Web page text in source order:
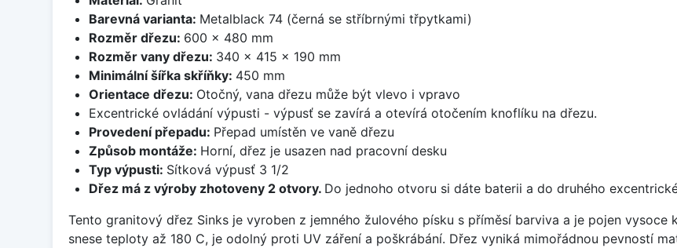
Barevná varianta: Metalblack 74 (černá se stříbrnými třpytkami)
Rozměr dřezu: 600 x 480 mm
Rozměr vany dřezu: 340 x 415 x 190 mm
Minimální šířka skříňky: 450 mm
Orientace dřezu: Otočný, vana dřezu může být vlevo i vpravo
Excentrické ovládání výpusti - výpusť se zavírá a otevírá otočením knoflíku na dřezu.
Provedení přepadu: Přepad umístěn ve vaně dřezu
Způsob montáže: Horní, dřez je usazen nad pracovní desku
Typ výpusti: Sítková výpusť 3 1/2
Dřez má z výroby zhotoveny 2 otvory. Do jednoho otvoru si dáte baterii a do druhého
Tento granitový dřez Sinks je vyroben z jemného žulového písku s příměsí barviva a je pojen
snese teploty až 180 C, je odolný proti UV záření a poškrábání. Dřez vyniká mimořádnou pevností